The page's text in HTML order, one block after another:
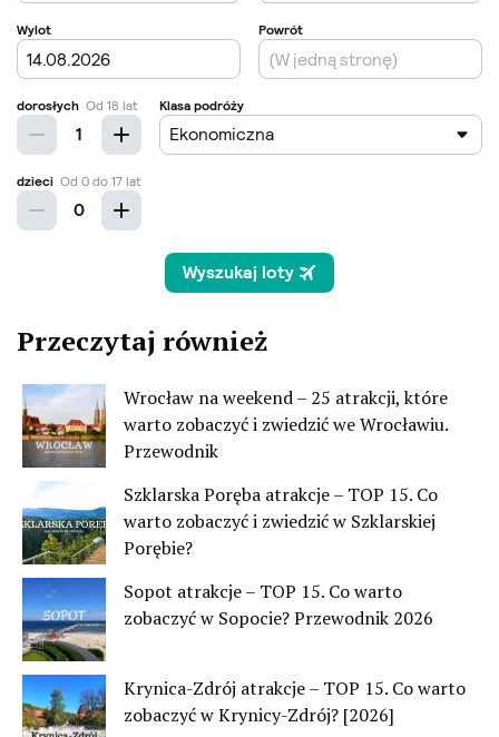
Przeczytaj również
Wrocław na weekend – 25 atrakcji, które
warto zobaczyć i zwiedzić we Wrocławiu.
Przewodnik
Szklarska Poręba atrakcje – TOP 15. Co
warto zobaczyć i zwiedzić w Szklarskiej
Porębie?
Sopot atrakcje – TOP 15. Co warto
zobaczyć w Sopocie? Przewodnik 2026
Krynica-Zdrój atrakcje – TOP 15. Co warto
zobaczyć w Krynicy-Zdrój? [2026]